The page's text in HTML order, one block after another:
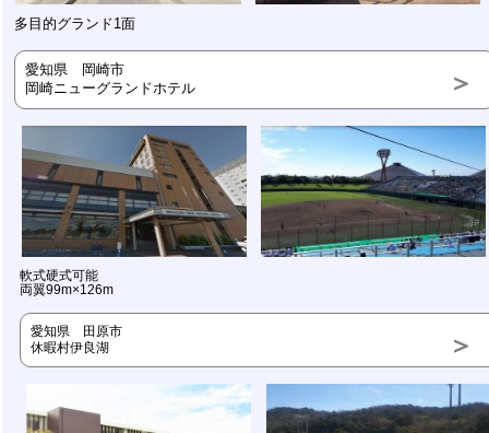
多目的グランド1面
愛知県 岡崎市
岡崎ニューグランドホテル
軟式硬式可能
両翼99m×126m
愛知県 田原市
休暇村伊良湖